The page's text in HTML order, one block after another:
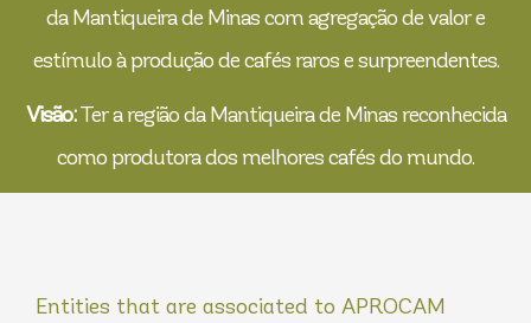
da Mantiqueira de Minas com agregação de valor e
estímulo à produção de cafés raros e surpreendentes.
Visão:Ter a região da Mantiqueira de Minas reconhecida
como produtora dos melhores cafés do mundo.
Entities that are associated to APROCAM